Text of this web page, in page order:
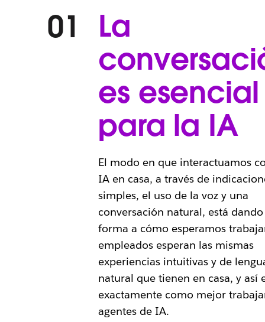
01
La
es esencial
para la IA
El modo en que interactuamos
IA en casa, a través de
simples, el uso de la voz y una
conversación natural, está dando
forma a cómo esperamos
empleados esperan las mismas
experiencias intuitivas y de
natural que tienen en casa, y así
exactamente como mejor
agentes de IA.